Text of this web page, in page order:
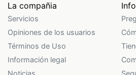
La compañia
Servicios
Opiniones de los usuarios
Términos de Uso
Información legal